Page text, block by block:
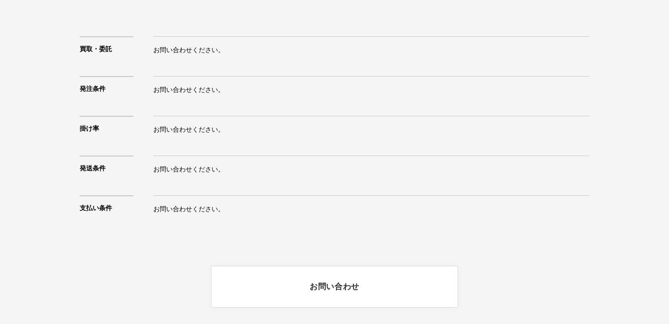
買取・委託 お問い合わせください。
発注条件 お問い合わせください。
掛け率 お問い合わせください。
発送条件 お問い合わせください。
支払い条件 お問い合わせください。
お問い合わせ